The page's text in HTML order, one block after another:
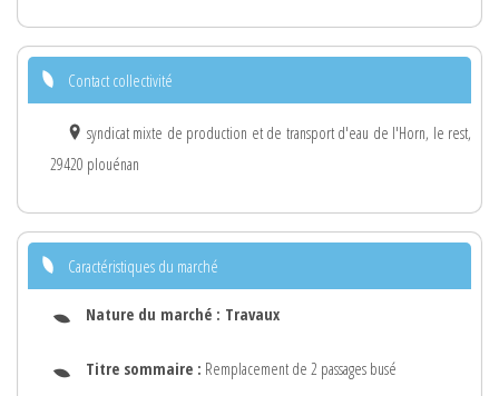
Contact collectivité
syndicat mixte de production et de transport d'eau de l'Horn, le rest,
29420 plouénan
Caractéristiques du marché
Nature du marché : Travaux
Titre sommaire : Remplacement de 2 passages busé